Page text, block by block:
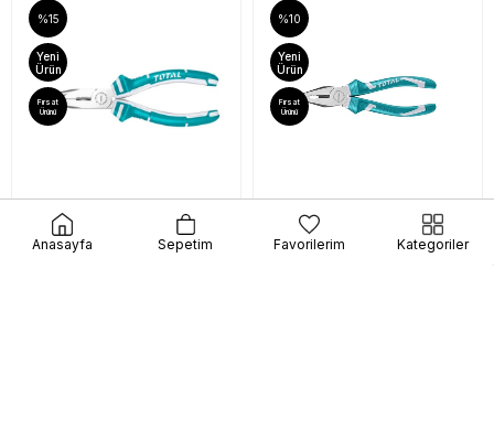
Penseler
%15
Yeni
Ürün
Fırsat
Ürünü
Penseler
%10
Yeni
Ürün
Fırsat
Ürünü
Anasayfa Sepetim Favorilerim Kategoriler